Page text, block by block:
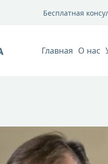
Бесплатная
Главная О нас